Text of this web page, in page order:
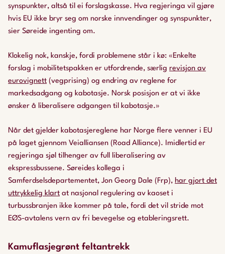
synspunkter, altså til ei forslagskasse. Hva regjeringa vil gjøre
hvis EU ikke bryr seg om norske innvendinger og synspunkter,
sier Søreide ingenting om.
Klokelig nok, kanskje, fordi problemene står i kø: «Enkelte
forslag i mobilitetspakken er utfordrende, særlig revisjon av
eurovignett (vegprising) og endring av reglene for
markedsadgang og kabotasje. Norsk posisjon er at vi ikke
ønsker å liberalisere adgangen til kabotasje.»
Når det gjelder kabotasjereglene har Norge flere venner i EU
på laget gjennom Veialliansen (Road Alliance). Imidlertid er
regjeringa sjøl tilhenger av full liberalisering av
ekspressbussene. Søreides kollega i
Samferdselsdepartementet, Jon Georg Dale (Frp), har gjort det
uttrykkelig klart at nasjonal regulering av kaoset i
turbussbranjen ikke kommer på tale, fordi det vil stride mot
EØS-avtalens vern av fri bevegelse og etableringsrett.
Kamuflasjegrønt feltantrekk